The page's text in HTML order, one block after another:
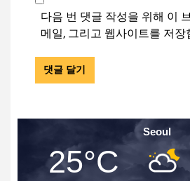
다음 번 댓글 작성을 위해 이
메일, 그리고 웹사이트를 저장
Seoul
25°C